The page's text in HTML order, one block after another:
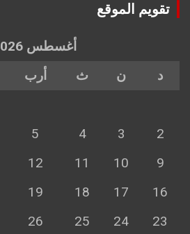
تقويم الموقع
أغسطس 2026
د
ن ث أرب
2
3
4
5
9
10
11
12
16
17
18
19
23
24
25
26